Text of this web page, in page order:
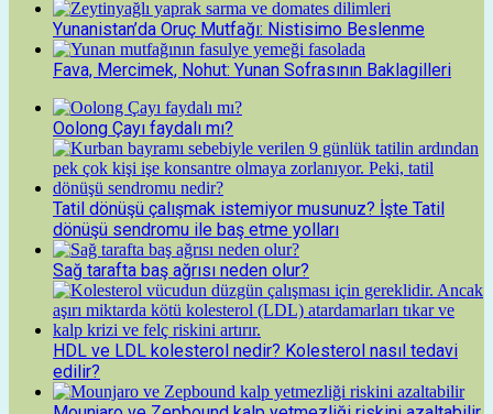
Yunanistan’da Oruç Mutfağı: Nistisimo Beslenme
Fava, Mercimek, Nohut: Yunan Sofrasının Baklagilleri
Oolong Çayı faydalı mı?
Tatil dönüşü çalışmak istemiyor musunuz? İşte Tatil
dönüşü sendromu ile baş etme yolları
Sağ tarafta baş ağrısı neden olur?
HDL ve LDL kolesterol nedir? Kolesterol nasıl tedavi
edilir?